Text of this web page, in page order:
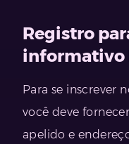
Registro
informativo
Para se inscrever
você deve
apelido e